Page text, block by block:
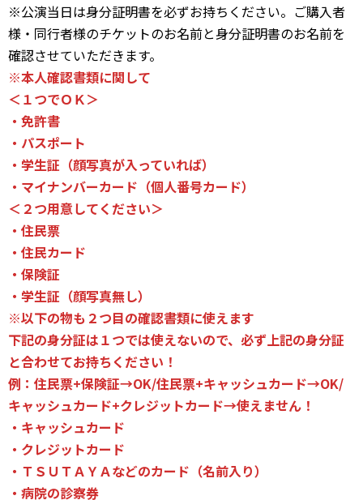
※公演当日は身分証明書を必ずお持ちください。ご購入者
様・同行者様のチケットのお名前と身分証明書のお名前を
確認させていただきます。
※本人確認書類に関して
＜１つでＯＫ＞
・免許書
・パスポート
・学生証（顔写真が入っていれば）
・マイナンバーカード（個人番号カード）
＜２つ用意してください＞
・住民票
・住民カード
・保険証
・学生証（顔写真無し）
※以下の物も２つ目の確認書類に使えます
下記の身分証は１つでは使えないので、必ず上記の身分証
と合わせてお持ちください！
例：住民票+保険証→OK/住民票+キャッシュカード→OK/
キャッシュカード+クレジットカード→使えません！
・キャッシュカード
・クレジットカード
・ＴＳＵＴＡＹＡなどのカード（名前入り）
・病院の診察券